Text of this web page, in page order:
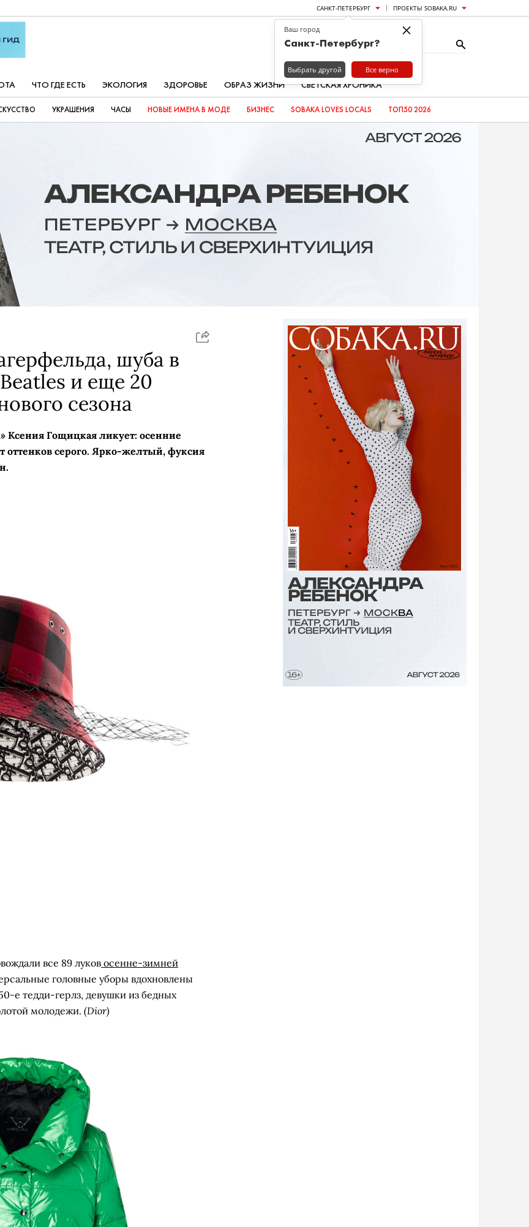
САНКТ-ПЕТЕРБУРГ ПРОЕКТЫ SOBAKA.RU
ЧТО ГДЕ ЕСТЬ ЭКОЛОГИЯ ЗДОРОВЬЕ ОБРАЗ ЖИЗНИ СВЕТСКАЯ ХРОНИКА
УКРАШЕНИЯ ЧАСЫ НОВЫЕ ИМЕНА В МОДЕ БИЗНЕС SOBAKA LOVES LOCALS ТОП50 2026
шуба в
и еще 20
сезона
Ксения Гощицкая ликует: осенние
оттенков серого. Ярко-желтый, фуксия
все 89 луковосенне-зимней
головные уборы вдохновлены
е тедди-герлз, девушки из бедных
молодежи. (Dior)
×
Ваш город
Санкт-Петербург?
Выбрать другой Все верно